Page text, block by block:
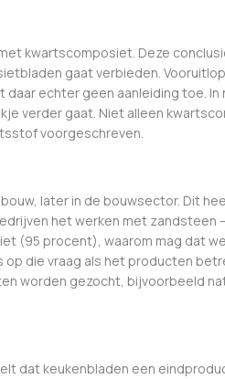
kwartscomposiet. Deze
gaat verbieden.
echter geen aanleiding toe.
verder gaat. Niet alleen
voorgeschreven.
later in de bouwsector. Dit
het werken met zandsteen
(95 procent), waarom mag dat
die vraag als het producten
worden gezocht, bijvoorbeeld
dat keukenbladen een